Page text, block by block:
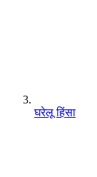
घरेलू हिंसा